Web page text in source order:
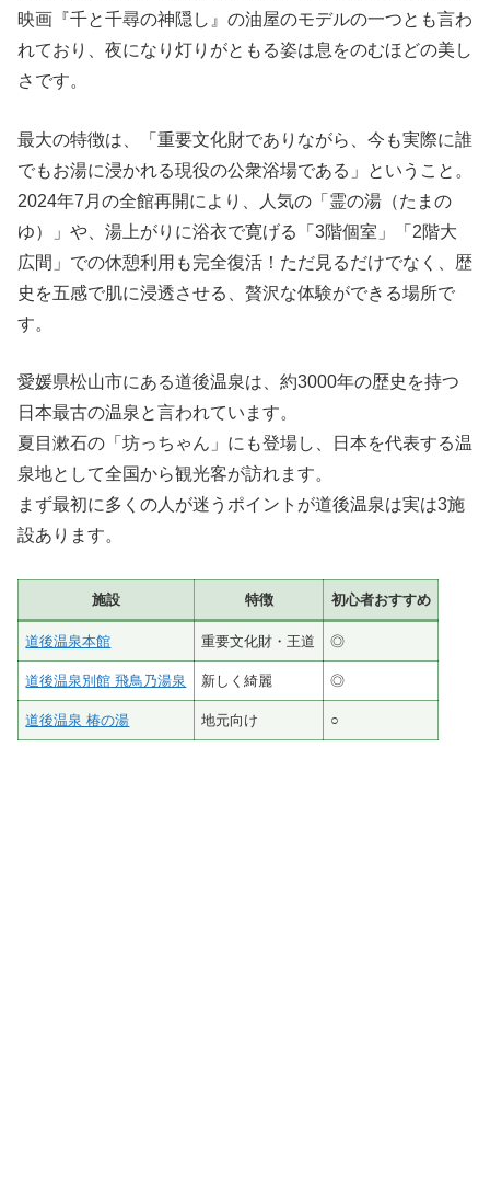
映画『千と千尋の神隠し』の油屋のモデルの一つとも言わ
れており、夜になり灯りがともる姿は息をのむほどの美し
さです。
最大の特徴は、「重要文化財でありながら、今も実際に誰
でもお湯に浸かれる現役の公衆浴場である」ということ。
2024年7月の全館再開により、人気の「霊の湯（たまの
ゆ）」や、湯上がりに浴衣で寛げる「3階個室」「2階大
広間」での休憩利用も完全復活！ただ見るだけでなく、歴
史を五感で肌に浸透させる、贅沢な体験ができる場所で
す。
愛媛県松山市にある道後温泉は、約3000年の歴史を持つ
日本最古の温泉と言われています。
夏目漱石の「坊っちゃん」にも登場し、日本を代表する温
泉地として全国から観光客が訪れます。
まず最初に多くの人が迷うポイントが道後温泉は実は3施
設あります。
施設 特徴 初心者おすすめ
道後温泉本館 重要文化財・王道 ◎
道後温泉別館 飛鳥乃湯泉 新しく綺麗 ◎
道後温泉 椿の湯 地元向け ○